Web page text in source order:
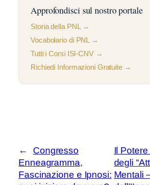
Approfondisci sul nostro portale
Storia della PNL →
Vocabolario di PNL →
Tutti i Corsi ISI-CNV →
Richiedi Informazioni Gratuite →
←
Congresso
Enneagramma,
Fascinazione e Ipnosi:
Il
degli
Mentali